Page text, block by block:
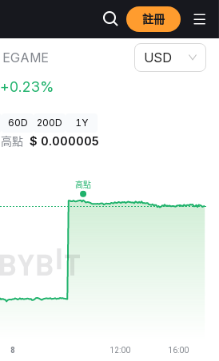
註冊
EGAME
+0.23%
USD
60D 200D 1Y
高點 $ 0.000005